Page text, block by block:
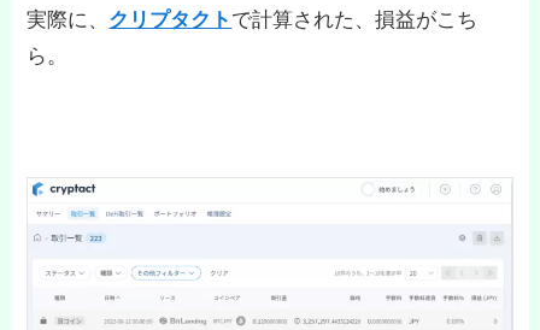
実際に、 クリプタクト で計算された、損益がこち
ら。